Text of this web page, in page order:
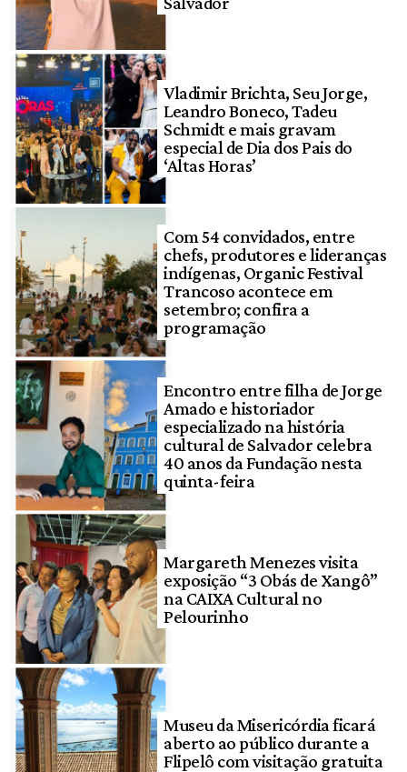
Vladimir Brichta, Seu Jorge,
Leandro Boneco, Tadeu
Schmidt e mais gravam
especial de Dia dos Pais do
‘Altas Horas’
Com 54 convidados, entre
chefs, produtores e lideranças
indígenas, Organic Festival
Trancoso acontece em
setembro; confira a
programação
Encontro entre filha de Jorge
Amado e historiador
especializado na história
cultural de Salvador celebra
40 anos da Fundação nesta
quinta-feira
Margareth Menezes visita
exposição “3 Obás de Xangô”
na CAIXA Cultural no
Pelourinho
Museu da Misericórdia ficará
aberto ao público durante a
Flipelô com visitação gratuita